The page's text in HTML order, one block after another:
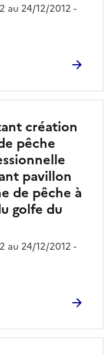
au 24/12/2012 -
création
pêche
pavillon
de pêche à
golfe du
au 24/12/2012 -